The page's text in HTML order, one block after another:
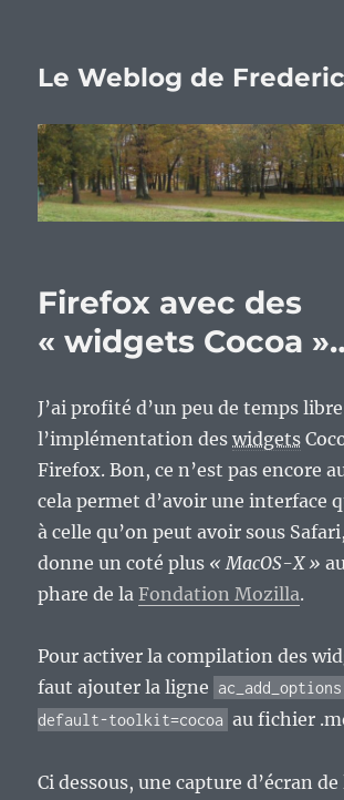
Le Weblog de
Firefox avec des
« widgets Cocoa
J’ai profité d’un peu de temps
l’implémentation deswidgets
Firefox. Bon, ce n’est pas encore
cela permet d’avoir une interface
à celle qu’on peut avoir sous
donne un coté plus « MacOS-X »
phare de laFondation Mozilla.
Pour activer la compilation des
faut ajouter la ligne
default-toolkit=cocoa au fichier
Ci dessous, une capture d’écran